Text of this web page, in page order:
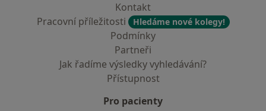
Kontakt
Pracovní příležitosti
Hledáme nové kolegy!
Podmínky
Partneři
Jak řadíme výsledky vyhledávání?
Přístupnost
Pro pacienty